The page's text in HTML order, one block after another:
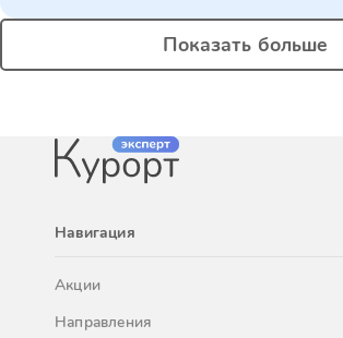
Показать больше
Навигация
Акции
Направления